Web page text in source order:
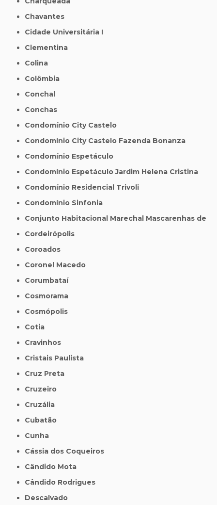
Chavantes
Cidade Universitária I
Clementina
Colina
Colômbia
Conchal
Conchas
Condomínio City Castelo
Condomínio City Castelo Fazenda Bonanza
Condomínio Espetáculo
Condomínio Espetáculo Jardim Helena Cristina
Condomínio Residencial Trivoli
Condomínio Sinfonia
Conjunto Habitacional Marechal Mascarenhas de
Cordeirópolis
Coroados
Coronel Macedo
Corumbataí
Cosmorama
Cosmópolis
Cotia
Cravinhos
Cristais Paulista
Cruz Preta
Cruzeiro
Cruzália
Cubatão
Cunha
Cássia dos Coqueiros
Cândido Mota
Cândido Rodrigues
Descalvado